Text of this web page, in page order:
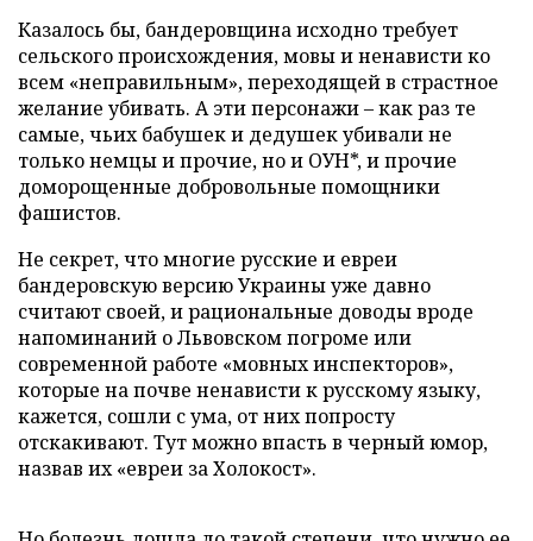
Казалось бы, бандеровщина исходно требует
сельского происхождения, мовы и ненависти ко
всем «неправильным», переходящей в страстное
желание убивать. А эти персонажи – как раз те
самые, чьих бабушек и дедушек убивали не
только немцы и прочие, но и ОУН*, и прочие
доморощенные добровольные помощники
фашистов.
Не секрет, что многие русские и евреи
бандеровскую версию Украины уже давно
считают своей, и рациональные доводы вроде
напоминаний о Львовском погроме или
современной работе «мовных инспекторов»,
которые на почве ненависти к русскому языку,
кажется, сошли с ума, от них попросту
отскакивают. Тут можно впасть в черный юмор,
назвав их «евреи за Холокост».